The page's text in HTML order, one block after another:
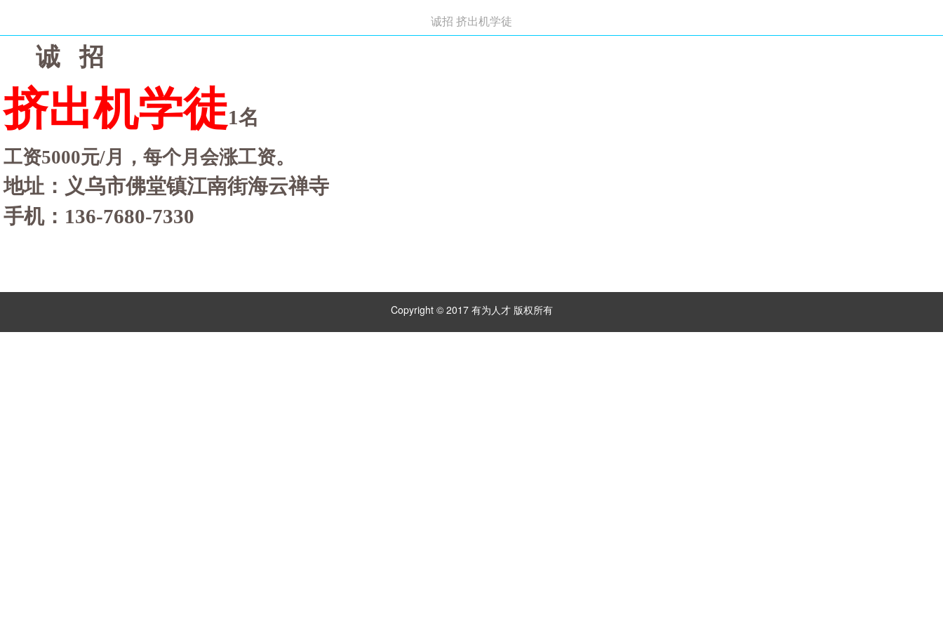
诚招 挤出机学徒
诚 招
挤出机学徒1名
工资5000元/月，每个月会涨工资。
地址：义乌市佛堂镇江南街海云禅寺
手机： 136-7680-7330
Copyright © 2017 有为人才 版权所有